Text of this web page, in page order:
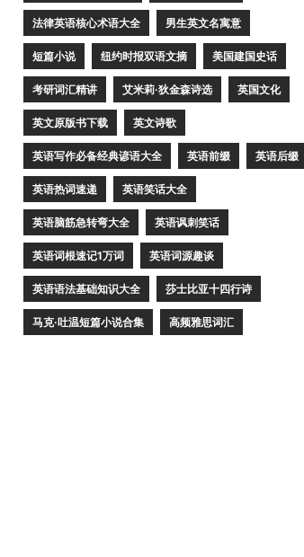
法律英语核心术语大全 男生英文名寓意
短篇小说 纽约时报双语文摘 美国建国史话
考研词汇精讲 艾米莉·狄金森诗选 英国文化
英文原版书下载 英文诗歌
英语写作必备经典谚语大全 英语前缀 英语后缀
英语热词速递 英语笑话大全
英语脑筋急转弯大全 英语讽刺笑话
英语词根速记1万词 英语词源趣谈
英语语法基础知识大全 莎士比亚十四行诗
马克·吐温短篇小说合集 高频雅思词汇